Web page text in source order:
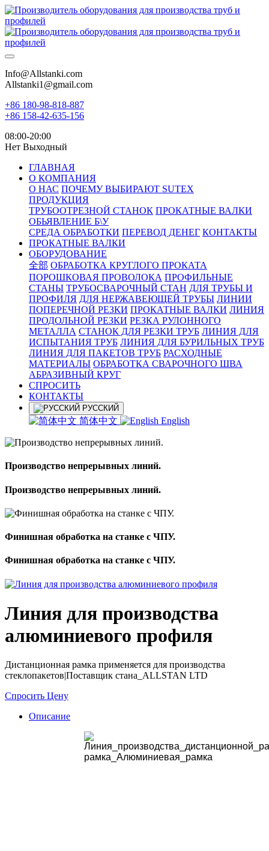
Info@Allstanki.com
Allstanki1@gmail.com
+86 180-98-818-887
+86 158-42-635-156
08:00-20:00
Нет Выходный
ГЛАВНАЯ
О КОМПАНИЯ
О НАС ПОЧЕМУ ВЫБИРАЮТ SUTEX
ПРОДУКЦИЯ
ТРУБООТРЕЗНОЙ СТАНОК ПРОКАТНЫЕ ВАЛКИ
ОБЬЯВЛЕНИЕ Б\У
СРЕДА ОБРАБОТКИ ПЕРЕВОД ДЕНЕГ КОНТАКТЫ
ПРОКАТНЫЕ ВАЛКИ
ОБОРУДОВАНИЕ
全部 ОБРАБОТКА КРУГЛОГО ПРОКАТА
ПОРОШКОВАЯ ПРОВОЛОКА ПРОФИЛЬНЫЕ
СТАНЫ ТРУБОСВАРОЧНЫЙ СТАН ДЛЯ ТРУБЫ И
ПРОФИЛЯ ДЛЯ НЕРЖАВЕЮЩЕЙ ТРУБЫ ЛИНИИ
ПОПЕРЕЧНОЙ РЕЗКИ ПРОКАТНЫЕ ВАЛКИ ЛИНИЯ
ПРОДОЛЬНОЙ РЕЗКИ РЕЗКА РУЛОННОГО
МЕТАЛЛА СТАНОК ДЛЯ РЕЗКИ ТРУБ ЛИНИЯ ДЛЯ
ИСПЫТАНИЯ ТРУБ ЛИНИЯ ДЛЯ БУРИЛЬНЫХ ТРУБ
ЛИНИЯ ДЛЯ ПАКЕТОВ ТРУБ РАСХОДНЫЕ
МАТЕРИАЛЫ OБРАБОТКА СВАРОЧНОГО ШВА
АБРАЗИВНЫЙ КРУГ
СПРОСИТЬ
КОНТАКТЫ
РУССКИЙ
简体中文 English
Производство непрерывных линий.
Производство непрерывных линий.
Финишная обработка на станке с ЧПУ.
Финишная обработка на станке с ЧПУ.
Линия для производства
алюминиевого профиля
Дистанционная рамка применяется для производства
стеклопакетов|Поставщик стана_АLLSTAN LTD
Спросить Цену
Описание